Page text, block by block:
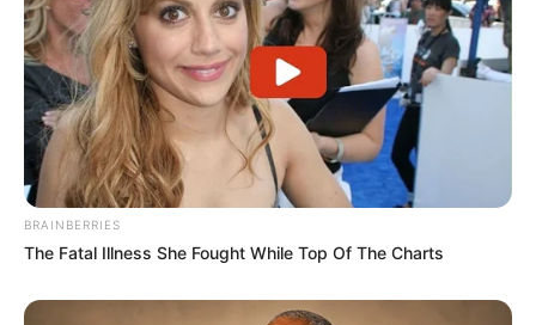
FNARAS em Brasília: Senado pode
promulgar PEC 14 em semana de
mobilização.
Presidente Kennedy (ES) abre processo
seletivo para Agentes de Saúde e de
Combate às Endemias.
se posicionou sobre redução da jornada de
BRAINBERRIES
The Fatal Illness She Fought While Top Of The Charts